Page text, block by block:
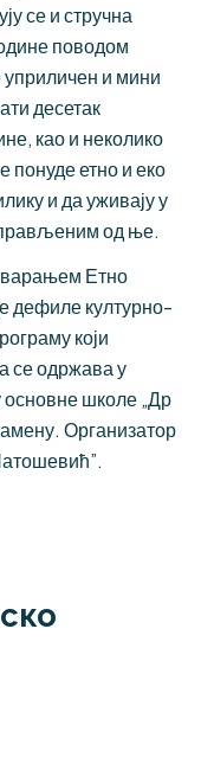
се и стручна
поводом
и мини
десетак
као и неколико
понуде етно и еко
и да уживају у
од ње.
Етно
дефиле културно-
који
се одржава у
основне школе „Др
Организатор